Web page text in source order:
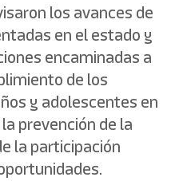
los avances de
en el estado y
encaminadas a
de los
y adolescentes en
prevención de la
la participación